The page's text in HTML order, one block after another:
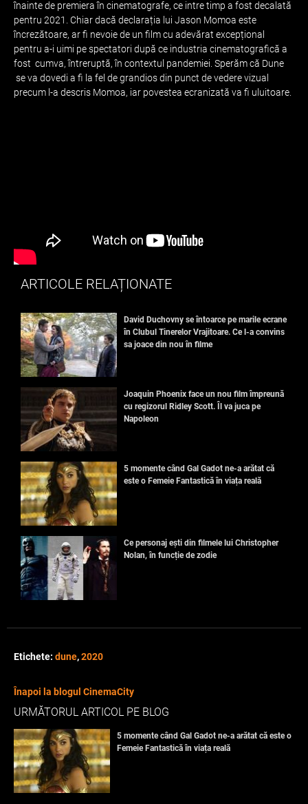
înainte de premiera în cinematografe, ce intre timp a fost decalată
pentru 2021. Chiar dacă declarația lui Jason Momoa este
încrezătoare, ar fi nevoie de un film cu adevărat excepțional
pentru a-i uimi pe spectatori după ce industria cinematografică a
fost cumva, întreruptă, în contextul pandemiei. Sperăm că Dune
se va dovedi a fi la fel de grandios din punct de vedere vizual
precum l-a descris Momoa, iar povestea ecranizată va fi uluitoare.
ARTICOLE RELAȚIONATE
David Duchovny se întoarce pe marile ecrane
în Clubul Tinerelor Vrajitoare. Ce l-a convins
sa joace din nou în filme
Joaquin Phoenix face un nou film împreună
cu regizorul Ridley Scott. Îl va juca pe
Napoleon
5 momente când Gal Gadot ne-a arătat că
este o Femeie Fantastică în viața reală
Ce personaj ești din filmele lui Christopher
Nolan, în funcție de zodie
Etichete: dune,2020
Înapoi la blogul CinemaCity
URMĂTORUL ARTICOL PE BLOG
5 momente când Gal Gadot ne-a arătat că este o
Femeie Fantastică în viața reală